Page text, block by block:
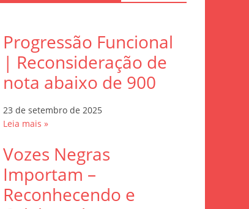
Progressão Funcional
| Reconsideração de
nota abaixo de 900
23 de setembro de 2025
Leia mais »
Vozes Negras
Importam –
Reconhecendo e